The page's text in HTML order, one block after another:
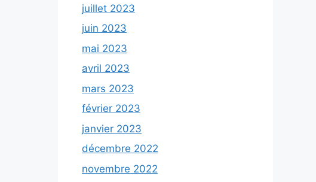
juillet 2023
juin 2023
mai 2023
avril 2023
mars 2023
février 2023
janvier 2023
décembre 2022
novembre 2022